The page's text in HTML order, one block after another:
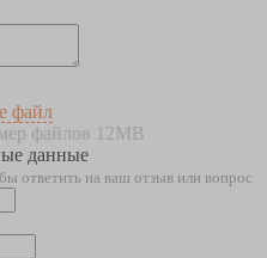
файл
файлов 12MB
данные
ответить на ваш отзыв или вопрос